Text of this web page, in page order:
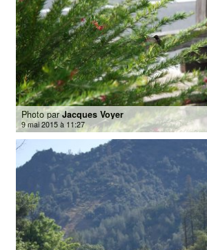
Photo parJacques Voyer
9 mai 2015 à 11:27